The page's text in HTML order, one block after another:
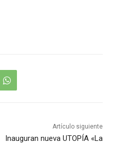
Artículo siguiente
Inauguran nueva UTOPÍA «La